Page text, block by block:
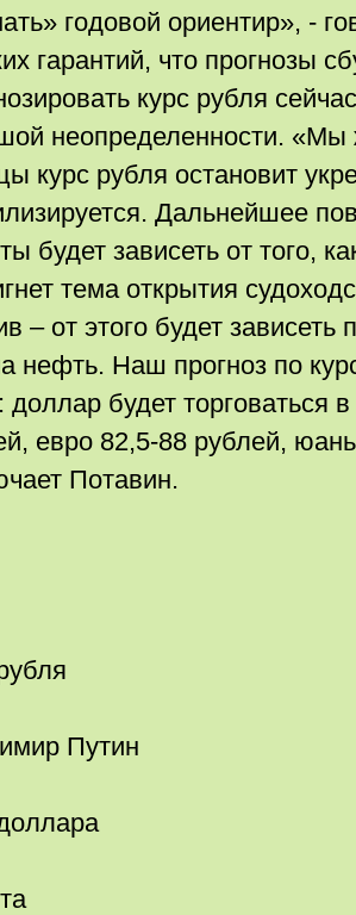
годовой ориентир», -
гарантий, что прогнозы
курс рубля
неопределенности. «Мы
курс рубля остановит
Дальнейшее
будет зависеть от того,
тема открытия
– от этого будет
нефть. Наш прогноз по
доллар будет торговаться
евро 82,5-88 рублей,
Потавин.
Путин